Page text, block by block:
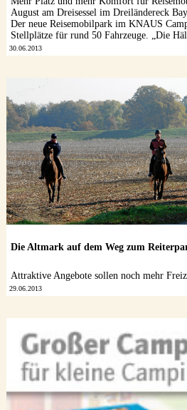
August am Dreisessel im Dreiländereck
Der neue Reisemobilpark im KNAUS
Stellplätze für rund 50 Fahrzeuge. „Die
30.06.2013
Die Altmark auf dem Weg zum
Attraktive Angebote sollen noch mehr
29.06.2013